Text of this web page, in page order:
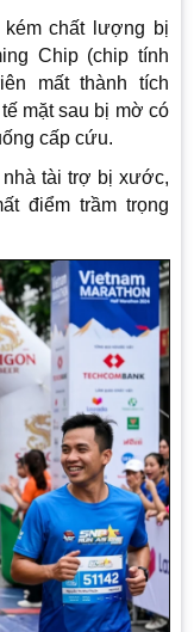
kém chất lượng bị
Chip (chip tính
mất thành tích
mặt sau bị mờ có
cấp cứu.
nhà tài trợ bị xước,
điểm trầm trọng